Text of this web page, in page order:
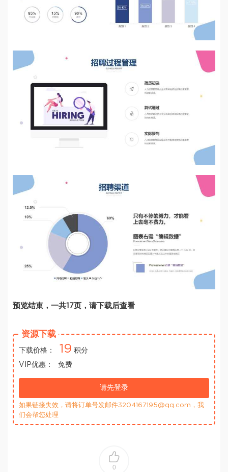
预览结束，一共17页，请下载后查看
资源下载
下载价格： 19 积分
VIP优惠：
免费
请先登录
如果链接失效，请将订单号发邮件3204167195@qq.com，我
们会帮您处理
0